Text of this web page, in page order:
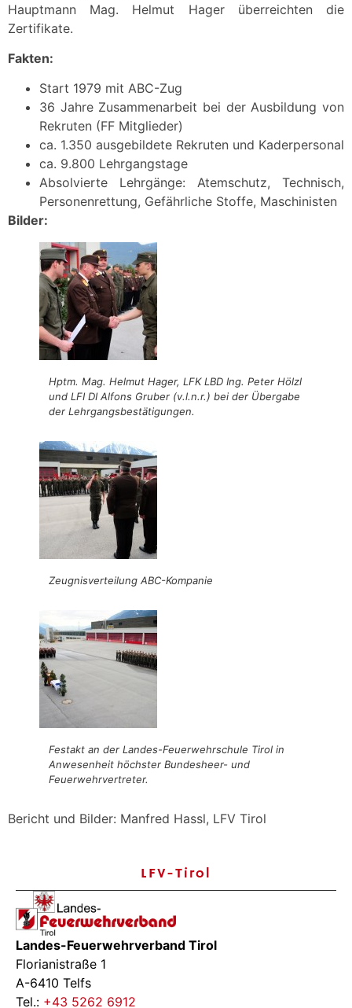
Hauptmann Mag. Helmut Hager überreichten die
Zertifikate.
Fakten:
Start 1979 mit ABC-Zug
36 Jahre Zusammenarbeit bei der Ausbildung von
Rekruten (FF Mitglieder)
ca. 1.350 ausgebildete Rekruten und Kaderpersonal
ca. 9.800 Lehrgangstage
Absolvierte Lehrgänge: Atemschutz, Technisch,
Personenrettung, Gefährliche Stoffe, Maschinisten
Bilder:
Hptm. Mag. Helmut Hager, LFK LBD Ing. Peter Hölzl
und LFI DI Alfons Gruber (v.l.n.r.) bei der Übergabe
der Lehrgangsbestätigungen.
Zeugnisverteilung ABC-Kompanie
Festakt an der Landes-Feuerwehrschule Tirol in
Anwesenheit höchster Bundesheer- und
Feuerwehrvertreter.
Bericht und Bilder: Manfred Hassl, LFV Tirol
LFV-Tirol
Landes-Feuerwehrverband Tirol
Florianistraße 1
A-6410 Telfs
Tel.: +43 5262 6912